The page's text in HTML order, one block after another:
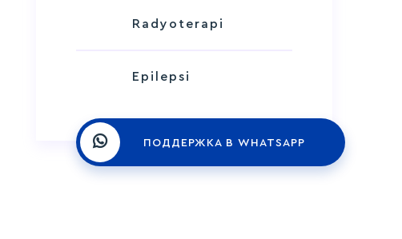
Radyoterapi
Epilepsi
ПОДДЕРЖКА В WHATSAPP